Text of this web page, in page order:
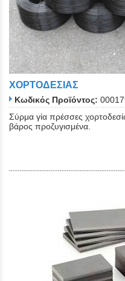
ΧΟΡΤΟΔΕΣΙΑΣ
Κωδικός Προϊόντος:
Σύρμα γία πρέσσες
βάρος προζυγισμένα.